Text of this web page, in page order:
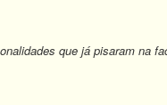
que já pisaram na